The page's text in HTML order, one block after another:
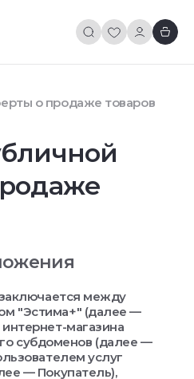
о продаже товаров
между
"Эстима+" (далее —
магазина
субдоменов (далее —
услуг
— Покупатель),